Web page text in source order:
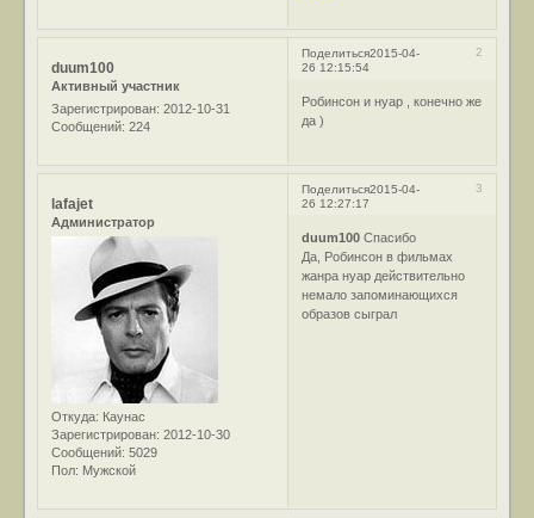
Поделиться 2
2015-04-
26 12:15:54
duum100
Активный участник
Зарегистрирован: 2012-10-31
Сообщений: 224
Робинсон и нуар , конечно же
да )
Поделиться 3
2015-04-
26 12:27:17
lafajet
Администратор
Откуда: Каунас
Зарегистрирован: 2012-10-30
Сообщений: 5029
Пол: Мужской
duum100 Спасибо
Да, Робинсон в фильмах
жанра нуар действительно
немало запоминающихся
образов сыграл